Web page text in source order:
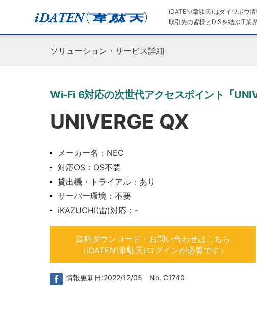
iDATEN(韋駄天)はダイワボウ情
取引先の皆様とDISを結ぶIT業
ソリューション・サービス詳細
Wi-Fi 6対応の次世代アクセスポイント「
UNIVERGE QX
メーカー名：NEC
対応OS：OS不要
貸出機・トライアル：あり
サーバー環境：不要
iKAZUCHI(雷)対応：-
資料ダウンロード・お問い合わせはこちら
（iDATEN(韋駄天)ログインが必要です）
情報更新日:2022/12/05 No. C1740